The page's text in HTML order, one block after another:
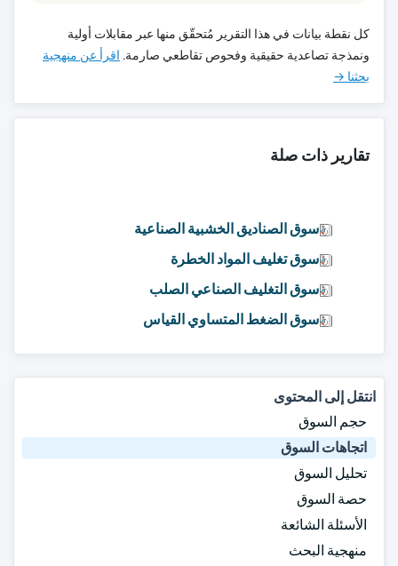
كل نقطة بيانات في هذا التقرير مُتحقّق منها عبر مقابلات أولية
ونمذجة تصاعدية حقيقية وفحوص تقاطعي صارمة. اقرأ عن منهجية
بحثنا →
تقارير ذات صلة
سوق الصناديق الخشبية الصناعية
سوق تغليف المواد الخطرة
سوق التغليف الصناعي الصلب
سوق الضغط المتساوي القياس
انتقل إلى المحتوى
حجم السوق
اتجاهات السوق
تحليل السوق
حصة السوق
الأسئلة الشائعة
منهجية البحث